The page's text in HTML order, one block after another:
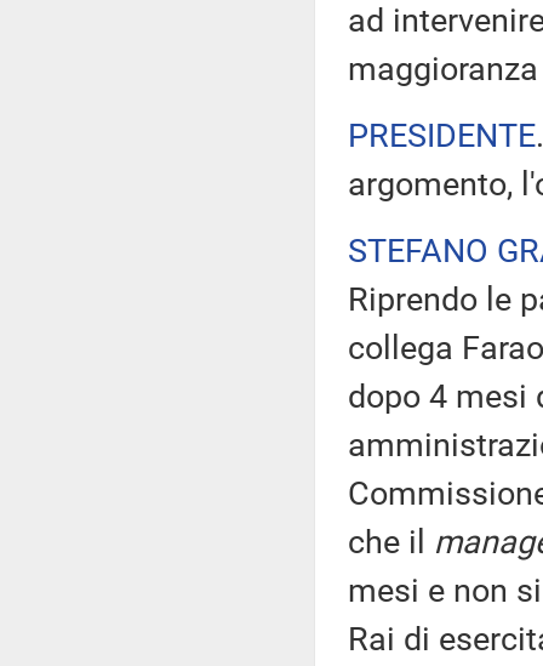
ad
PRESIDENTE
argomento,
STEFANO
Riprendo le
collega
dopo 4 mesi
che il
mesi e non
Rai di